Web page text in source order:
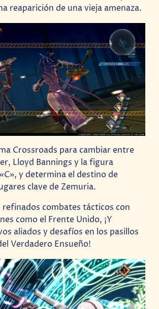
reaparición de una vieja amenaza.
Crossroads para cambiar entre
Lloyd Bannings y la figura
y determina el destino de
clave de Zemuria.
refinados combates tácticos con
como el Frente Unido, ¡Y
aliados y desafíos en los pasillos
Verdadero Ensueño!